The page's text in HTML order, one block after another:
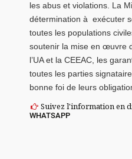
les abus et violations. La
détermination à exécuter
toutes les populations
soutenir la mise en œuvre
l’UA et la CEEAC, les
toutes les parties
bonne foi de leurs
Suivez l'information en
WHATSAPP